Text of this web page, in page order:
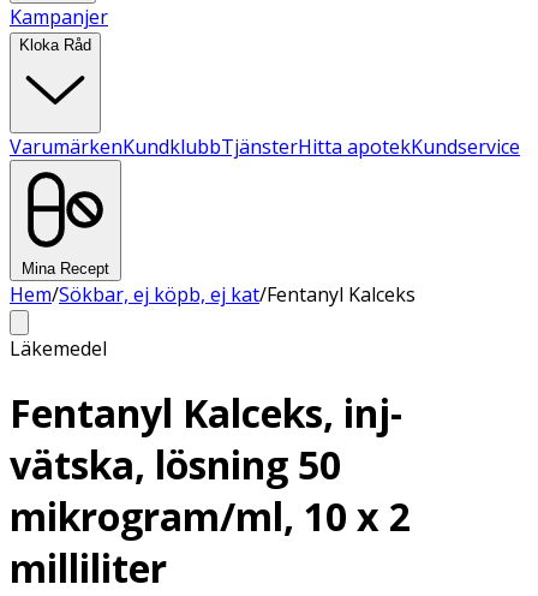
Kampanjer
Kloka Råd
VarumärkenKundklubbTjänsterHitta apotekKundservice
Mina Recept
Hem/Sökbar, ej köpb, ej kat/Fentanyl Kalceks
Läkemedel
Fentanyl Kalceks, inj-
vätska, lösning 50
mikrogram/ml, 10 x 2
milliliter